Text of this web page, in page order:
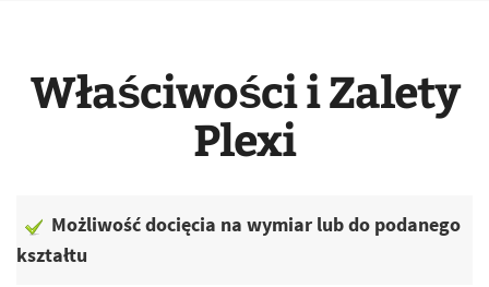
Właściwości i Zalety
Plexi
Możliwość docięcia na wymiar lub do podanego
kształtu